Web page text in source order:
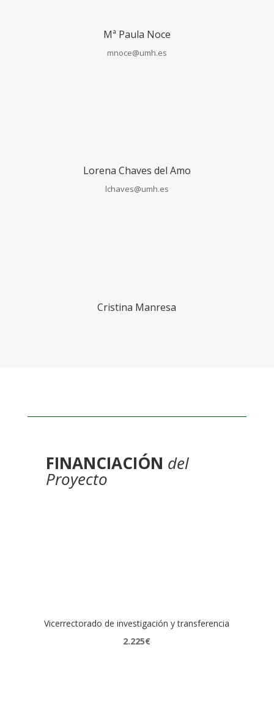
Mª Paula Noce
mnoce@umh.es
Lorena Chaves del Amo
lchaves@umh.es
Cristina Manresa
FINANCIACIÓN del
Proyecto
Vicerrectorado de investigación y transferencia
2.225€